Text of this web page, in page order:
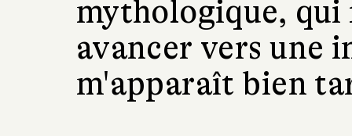
mythologique,
avancer vers une
m'apparaît bien